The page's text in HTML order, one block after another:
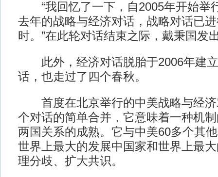
“我回忆了一下，自2005年开始举
去年的战略与经济对话，战略对话已
时。”在此轮对话结束之际，戴秉国发
此外，经济对话脱胎于2006年建立
话，也走过了四个春秋。
首度在北京举行的中美战略与经济
个对话的简单合并，它意味着一种机
两国关系的成熟。它与中美60多个其
世界上最大的发展中国家和世界上最
理分歧、扩大共识。